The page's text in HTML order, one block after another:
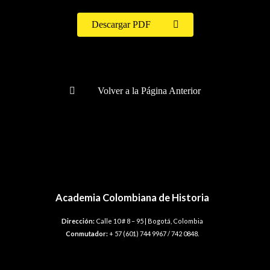
Descargar PDF
Volver a la Página Anterior
Academia Colombiana de Historia
Dirección:Calle 10 # 8 – 95 | Bogotá, Colombia
Conmutador:+ 57 (601) 744 9967 / 742 0848.